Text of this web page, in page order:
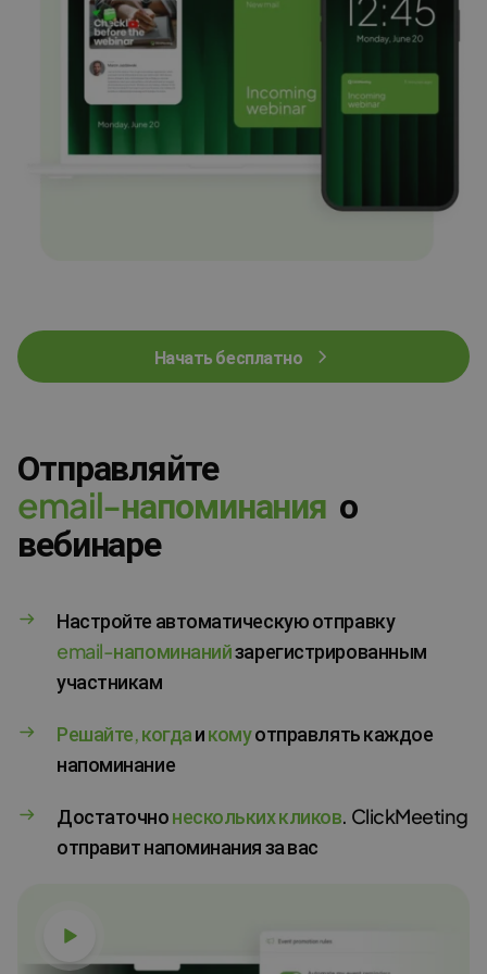
Начать бесплатно
Отправляйте
email-напоминания о
вебинаре
Настройте автоматическую отправку
email-напоминанийзарегистрированным
участникам
Решайте, когдаикомуотправлять каждое
напоминание
Достаточнонескольких кликов. ClickMeeting
отправит напоминания за вас